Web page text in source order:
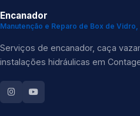
Encanador
Manutenção e Reparo de Box de
Serviços de encanador, caça
instalações hidráulicas em